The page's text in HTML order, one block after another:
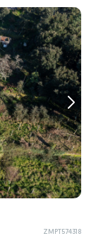
ZMPT574318